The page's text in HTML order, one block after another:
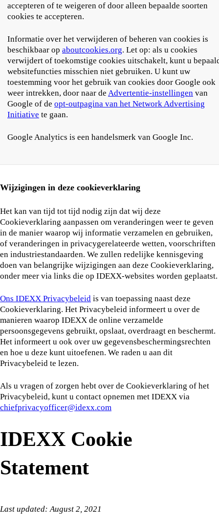
accepteren of te weigeren of door alleen bepaalde soorten
cookies te accepteren.
Informatie over het verwijderen of beheren van cookies is
beschikbaar op aboutcookies.org. Let op: als u cookies
verwijdert of toekomstige cookies uitschakelt, kunt u
websitefuncties misschien niet gebruiken. U kunt uw
toestemming voor het gebruik van cookies door Google ook
weer intrekken, door naar de Advertentie-instellingen van
Google of de opt-outpagina van het Network Advertising
Initiative te gaan.
Google Analytics is een handelsmerk van Google Inc.
Wijzigingen in deze cookieverklaring
Het kan van tijd tot tijd nodig zijn dat wij deze
Cookieverklaring aanpassen om veranderingen weer te geven
in de manier waarop wij informatie verzamelen en gebruiken,
of veranderingen in privacygerelateerde wetten, voorschriften
en industriestandaarden. We zullen redelijke kennisgeving
doen van belangrijke wijzigingen aan deze Cookieverklaring,
onder meer via links die op IDEXX-websites worden geplaatst.
Ons IDEXX Privacybeleid is van toepassing naast deze
Cookieverklaring. Het Privacybeleid informeert u over de
manieren waarop IDEXX de online verzamelde
persoonsgegevens gebruikt, opslaat, overdraagt en beschermt.
Het informeert u ook over uw gegevensbeschermingsrechten
en hoe u deze kunt uitoefenen. We raden u aan dit
Privacybeleid te lezen.
Als u vragen of zorgen hebt over de Cookieverklaring of het
Privacybeleid, kunt u contact opnemen met IDEXX via
chiefprivacyofficer@idexx.com
IDEXX Cookie
Statement
Last updated: August 2, 2021